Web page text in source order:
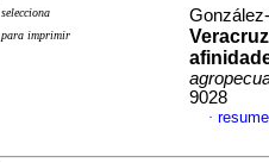
selecciona
para imprimir
9028
·